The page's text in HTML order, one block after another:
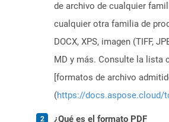
de archivo de cualquier
cualquier otra familia de
DOCX, XPS, imagen (TIFF,
MD y más. Consulte la lista
[formatos de archivo
(https://docs.aspose.cloud/
¿Qué es el formato PDF